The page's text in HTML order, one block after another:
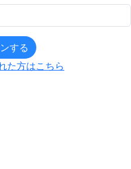
する
た方はこちら